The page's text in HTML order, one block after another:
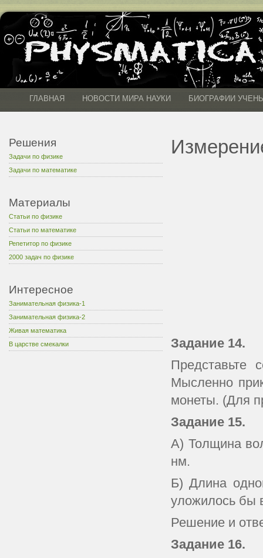
ГЛАВНАЯ НОВОСТИ МИРА НАУКИ БИОГРАФИИ
Решения
Задачи по физике
Задачи по математике
Материалы
Статьи по физике
Статьи по математике
Репетитор по физике
2000 задач по физике
Интересное
Занимательная физика-1
Занимательная физика-2
Живая математика
В царстве смекалки
Задание 14.
Представьте
Мысленно
монеты. (Для
Задание 15.
А) Толщина
нм.
Б) Длина
уложилось бы
Решение и
Задание 16.